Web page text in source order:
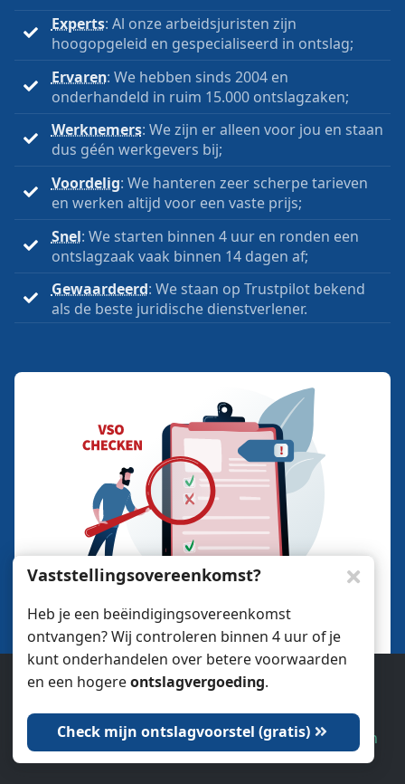
Experts: Al onze arbeidsjuristen zijn
hoogopgeleid en gespecialiseerd in ontslag;
Ervaren: We hebben sinds 2004 en
onderhandeld in ruim 15.000 ontslagzaken;
Werknemers: We zijn er alleen voor jou en staan
dus géén werkgevers bij;
Voordelig: We hanteren zeer scherpe tarieven
en werken altijd voor een vaste prijs;
Snel: We starten binnen 4 uur en ronden een
ontslagzaak vaak binnen 14 dagen af;
Gewaardeerd: We staan op Trustpilot bekend
als de beste juridische dienstverlener.
Controleer mijn
vaststellingsovereenkomst
⏱️ In 3 u reactie • 💶 Géén kosten
✔️ Controle vergoeding en WW
✔️ Checken juridische gebreken
Ook wij gebruiken cookies.
Laat me kiezen
Dat is oké
Vaststellingsovereenkomst?
Heb je een beëindigingsovereenkomst
ontvangen? Wij controleren binnen 4 uur of je
kunt onderhandelen over betere voorwaarden
en een hogereontslagvergoeding.
Check mijn ontslagvoorstel (gratis)